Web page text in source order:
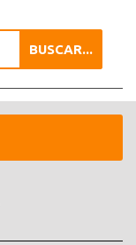
BUSCAR...